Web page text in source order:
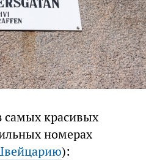
красивых
номерах
):